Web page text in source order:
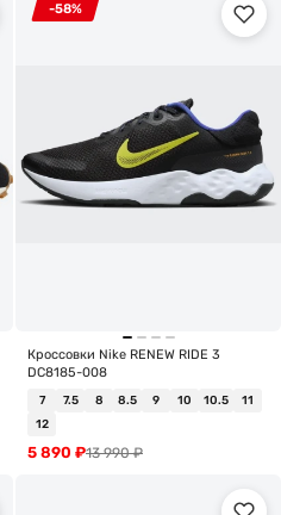
-58%
Кроссовки Nike RENEW RIDE 3
DC8185-008
7 7.5 8 8.5 9 10 10.5
11
12
13 990₽
5 890 ₽